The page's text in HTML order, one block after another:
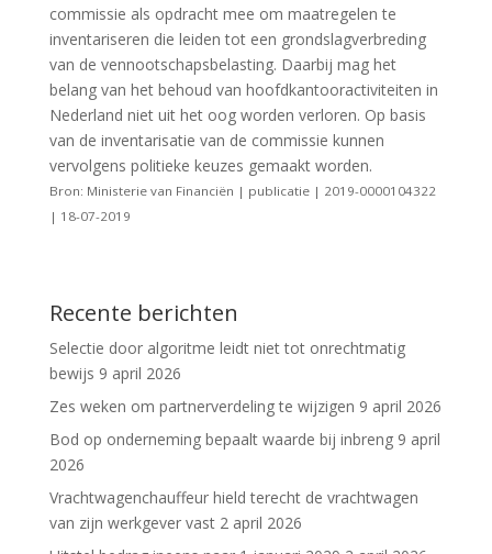
commissie als opdracht mee om maatregelen te
inventariseren die leiden tot een grondslagverbreding
van de vennootschapsbelasting. Daarbij mag het
belang van het behoud van hoofdkantooractiviteiten in
Nederland niet uit het oog worden verloren. Op basis
van de inventarisatie van de commissie kunnen
vervolgens politieke keuzes gemaakt worden.
Bron: Ministerie van Financiën | publicatie | 2019-0000104322
| 18-07-2019
Recente berichten
Selectie door algoritme leidt niet tot onrechtmatig
bewijs 9 april 2026
Zes weken om partnerverdeling te wijzigen 9 april 2026
Bod op onderneming bepaalt waarde bij inbreng 9 april
2026
Vrachtwagenchauffeur hield terecht de vrachtwagen
van zijn werkgever vast 2 april 2026